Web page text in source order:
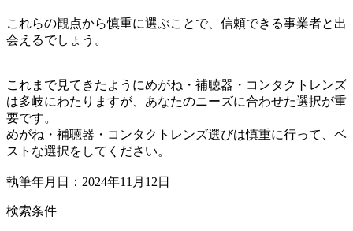
これらの観点から慎重に選ぶことで、信頼できる事業者と出
会えるでしょう。
これまで見てきたようにめがね・補聴器・コンタクトレンズ
は多岐にわたりますが、あなたのニーズに合わせた選択が重
要です。
めがね・補聴器・コンタクトレンズ選びは慎重に行って、ベ
ストな選択をしてください。
執筆年月日：2024年11月12日
検索条件